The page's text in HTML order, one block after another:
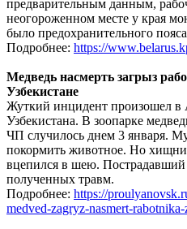
предварительным данным,
неогороженном месте у края
было предохранительного
Подробнее: https://
Медведь насмерть загрыз
Узбекистане
Жуткий инцидент произошел в
Узбекистана. В зоопарке
ЧП случилось днем 3 января.
покормить животное. Но
вцепился в шею. Пострадавший
полученных травм.
Подробнее: https://
medved-zagryz-nasmert-rabotnika-